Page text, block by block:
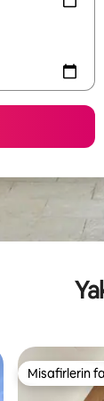
Misafirlerin
Misafirlerin